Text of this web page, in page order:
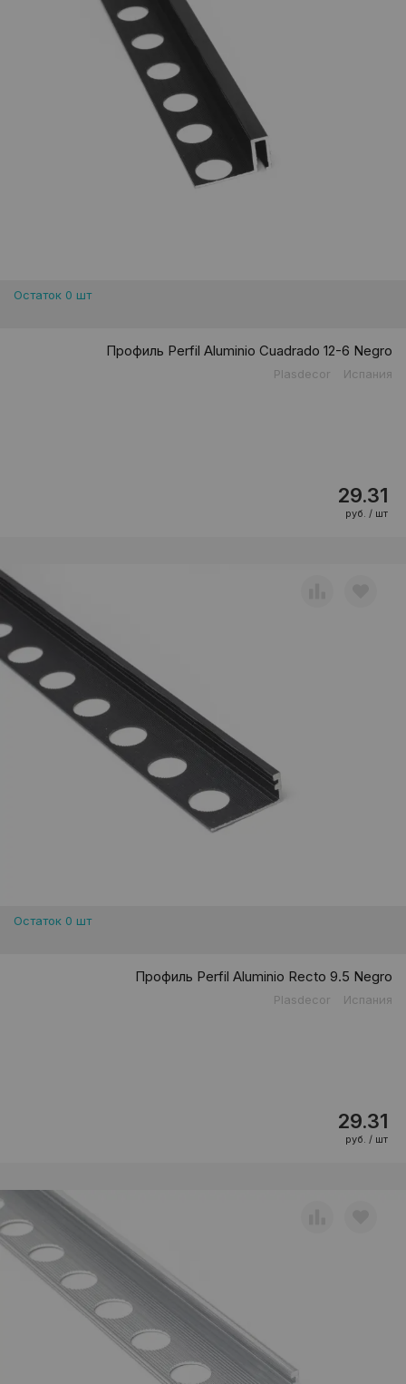
Остаток 0 шт
Профиль Perfil Aluminio Cuadrado 12-6 Negro
Plasdecor Испания
29.31
руб. / шт
Остаток 0 шт
Профиль Perfil Aluminio Recto 9.5 Negro
Plasdecor Испания
29.31
руб. / шт